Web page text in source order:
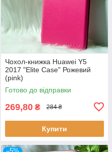
Чохол-книжка Huawei Y5
2017 "Elite Case" Рожевий
(pink)
Готово до відправки
269,80 ₴ 284 ₴
Купити